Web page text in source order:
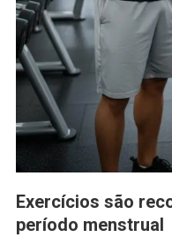
Exercícios são
período menstrual